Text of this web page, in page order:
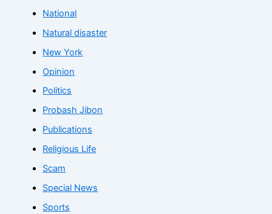
National
Natural disaster
New York
Opinion
Politics
Probash Jibon
Publications
Religious Life
Scam
Special News
Sports